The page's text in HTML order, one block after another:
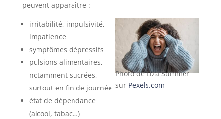
peuvent apparaître :
Photo de Liza Summer
sur Pexels.com
irritabilité, impulsivité,
impatience
symptômes dépressifs
pulsions alimentaires,
notamment sucrées,
surtout en fin de journée
état de dépendance
(alcool, tabac…)